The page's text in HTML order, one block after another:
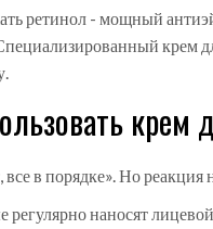
ретинол - мощный
крем
крем
в порядке». Но реакция
наносят лицевой